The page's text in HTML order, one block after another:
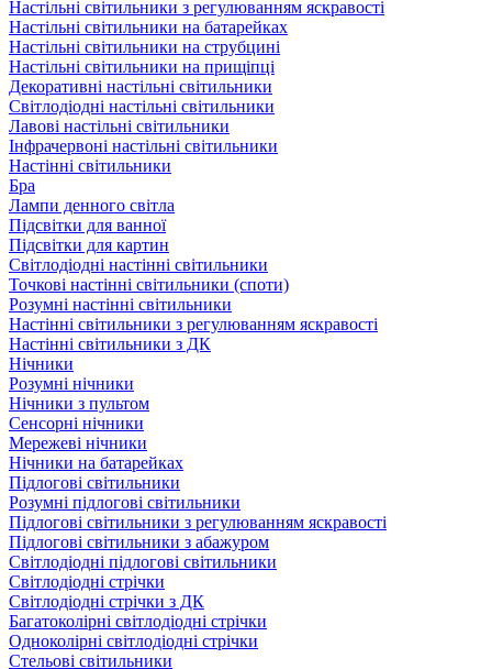
Настільні світильники з регулюванням яскравості
Настільні світильники на батарейках
Настільні світильники на струбцині
Настільні світильники на прищіпці
Декоративні настільні світильники
Світлодіодні настільні світильники
Лавові настільні світильники
Інфрачервоні настільні світильники
Настінні світильники
Бра
Лампи денного світла
Підсвітки для ванної
Підсвітки для картин
Світлодіодні настінні світильники
Точкові настінні світильники (споти)
Розумні настінні світильники
Настінні світильники з регулюванням яскравості
Настінні світильники з ДК
Нічники
Розумні нічники
Нічники з пультом
Сенсорні нічники
Мережеві нічники
Нічники на батарейках
Підлогові світильники
Розумні підлогові світильники
Підлогові світильники з регулюванням яскравості
Підлогові світильники з абажуром
Світлодіодні підлогові світильники
Світлодіодні стрічки
Світлодіодні стрічки з ДК
Багатоколірні світлодіодні стрічки
Одноколірні світлодіодні стрічки
Стельові світильники